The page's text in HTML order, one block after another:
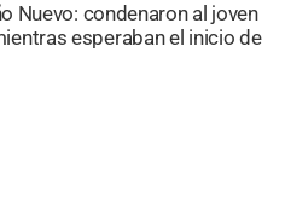
Nuevo: condenaron al joven
esperaban el inicio de